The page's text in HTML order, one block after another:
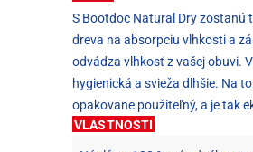
S Bootdoc Natural Dry zostanú
dreva na absorpciu vlhkosti a
odvádza vlhkosť z vašej obuvi.
hygienická a svieža dlhšie. Na
opakovane použiteľný, a je tak
VLASTNOSTI